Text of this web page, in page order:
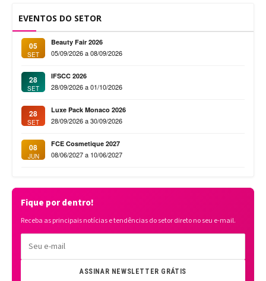
EVENTOS DO SETOR
05
SET
Beauty Fair 2026
05/09/2026 a 08/09/2026
28
SET
IFSCC 2026
28/09/2026 a 01/10/2026
28
SET
Luxe Pack Monaco 2026
28/09/2026 a 30/09/2026
08
JUN
FCE Cosmetique 2027
08/06/2027 a 10/06/2027
Fique por dentro!
Receba as principais notícias e tendências do setor direto no seu e-mail.
ASSINAR NEWSLETTER GRÁTIS